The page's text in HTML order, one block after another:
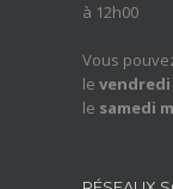
à 12h00
Vous
le vendredi
le samedi